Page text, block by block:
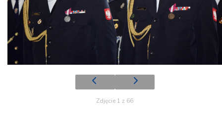
Zdjęcie 1 z 66